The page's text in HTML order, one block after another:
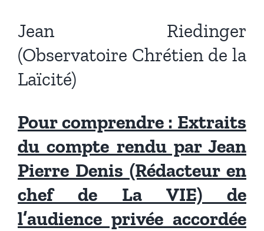
Jean Riedinger
(Observatoire Chrétien de la
Laïcité)
Pour comprendre : Extraits
du compte rendu par Jean
Pierre Denis (Rédacteur en
chef de La VIE) de
l’audience privée accordée